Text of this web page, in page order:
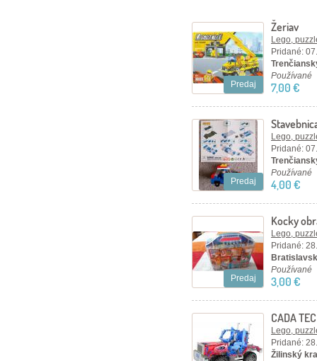
Predaj
Žeriav
Lego,
Pridané:
Používané
7,00 €
Predaj
Lego,
Pridané:
Používané
4,00 €
Predaj
Kocky
17 x 16,5
Lego,
Pridané:
Používané
3,00 €
CADA
–
Lego,
Pridané:
Žilinský